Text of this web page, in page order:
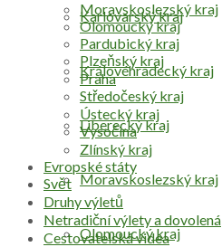
Karlovarský kraj
Královéhradecký kraj
Liberecký kraj
Moravskoslezský kraj
Olomoucký kraj
Moravskoslezský kraj
Olomoucký kraj
Pardubický kraj
Plzeňský kraj
Praha
Středočeský kraj
Ústecký kraj
Vysočina
Zlínský kraj
Evropské státy
Svět
Druhy výletů
Netradiční výlety a dovolená
Cestovatelská videa